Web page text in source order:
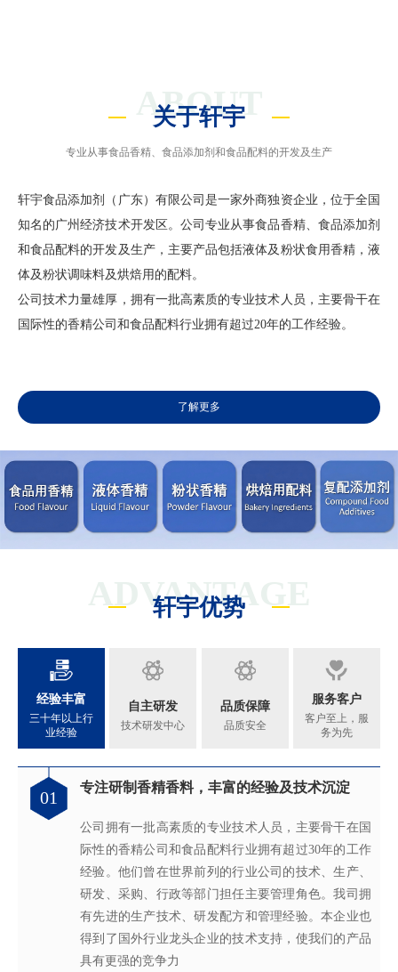
ABOUT
关于轩宇
专业从事食品香精、食品添加剂和食品配料的开发及生产
轩宇食品添加剂（广东）有限公司是一家外商独资企业，位于全国
知名的广州经济技术开发区。公司专业从事食品香精、食品添加剂
和食品配料的开发及生产，主要产品包括液体及粉状食用香精，液
体及粉状调味料及烘焙用的配料。
公司技术力量雄厚，拥有一批高素质的专业技术人员，主要骨干在
国际性的香精公司和食品配料行业拥有超过20年的工作经验。
了解更多
ADVANTAGE
轩宇优势
经验丰富
三十年以上行
业经验
自主研发
技术研发中心
品质保障
品质安全
服务客户
客户至上，服
务为先
01
专注研制香精香料，丰富的经验及技术沉淀
公司拥有一批高素质的专业技术人员，主要骨干在国
际性的香精公司和食品配料行业拥有超过30年的工作
经验。他们曾在世界前列的行业公司的技术、生产、
研发、采购、行政等部门担任主要管理角色。我司拥
有先进的生产技术、研发配方和管理经验。本企业也
得到了国外行业龙头企业的技术支持，使我们的产品
具有更强的竞争力
02
满足客户不同的调香需求
拥有独立的香精香料技术研发实验室和生产车间，可
为客户提供适合、满意，高性价比的高品质香精。
03
完善的质量管理体系
从2005年起，公司就建立了国际认可的ISO9001：
2015质量管理体系及ISO22000：2018 食品安全管理体
系，为所有产品质量稳定性及食用安全性保驾护航。
04
真心酿香味 芬芳传五洲
轩宇的应用及技术服务中心，汇聚了多位优秀的技术
工程师从事香精香料在各类产品中的开发应用，能高
效地针对客户需求打造不同产品，满 足客户对提高其
产品质量以及缩短交货期的需求。